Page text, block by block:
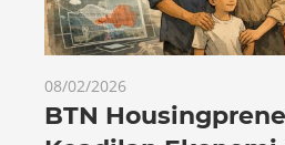
08/02/2026
BTN